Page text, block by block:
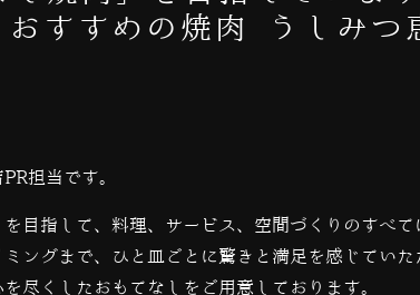
おすすめの焼肉 うしみつ
担当です。
目指して、料理、サービス、空間づくりのすべて
ングまで、ひと皿ごとに驚きと満足を感じてい
尽くしたおもてなしをご用意しております。